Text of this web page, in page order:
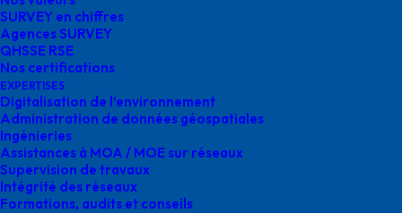
SURVEY en chiffres
Agences SURVEY
QHSSE RSE
Nos certifications
EXPERTISES
Digitalisation de l’environnement
Administration de données géospatiales
Ingénieries
Assistances à MOA / MOE sur réseaux
Supervision de travaux
Intégrité des réseaux
Formations, audits et conseils
Accueil
survey gimont accueil